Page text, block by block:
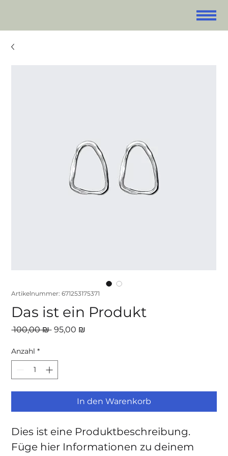
Artikelnummer: 671253175371
Das ist ein Produkt
100,00 ₪ Standardpreis
95,00 ₪
Anzahl *
In den Warenkorb
Dies ist eine Produktbeschreibung.
Füge hier Informationen zu deinem